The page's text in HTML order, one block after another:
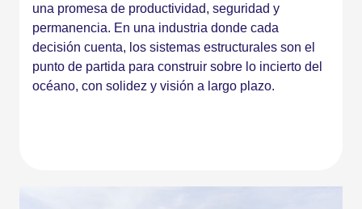
una promesa de productividad, seguridad y
permanencia. En una industria donde cada
decisión cuenta, los sistemas estructurales son el
punto de partida para construir sobre lo incierto del
océano, con solidez y visión a largo plazo.